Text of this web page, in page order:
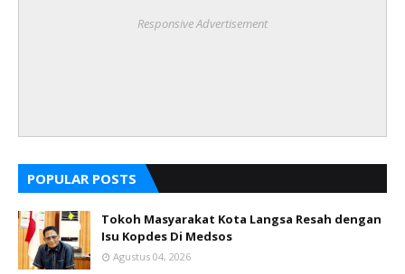
Responsive Advertisement
POPULAR POSTS
Tokoh Masyarakat Kota Langsa Resah dengan
Isu Kopdes Di Medsos
Agustus 04, 2026